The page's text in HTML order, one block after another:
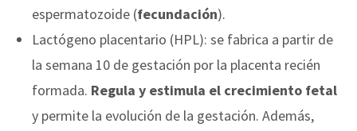
espermatozoide (fecundación).
Lactógeno placentario (HPL): se fabrica a partir de
la semana 10 de gestación por la placenta recién
formada. Regula y estimula el crecimiento fetal
y permite la evolución de la gestación. Además,